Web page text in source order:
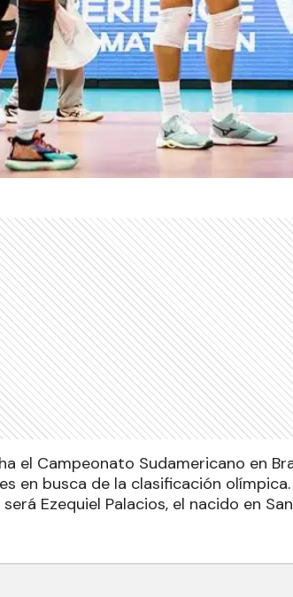
el Campeonato Sudamericano en
en busca de la clasificación
Ezequiel Palacios, el nacido en